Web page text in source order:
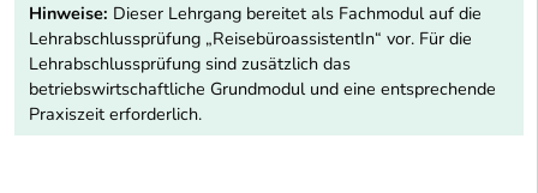
Hinweise: Dieser Lehrgang bereitet als Fachmodul auf die
Lehrabschlussprüfung „ReisebüroassistentIn“ vor. Für die
Lehrabschlussprüfung sind zusätzlich das
betriebswirtschaftliche Grundmodul und eine entsprechende
Praxiszeit erforderlich.